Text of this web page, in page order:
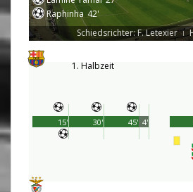
Raphinha 42'
Schiedsrichter: F. Letexier |
1. Halbzeit
45'
15' 30' 4'